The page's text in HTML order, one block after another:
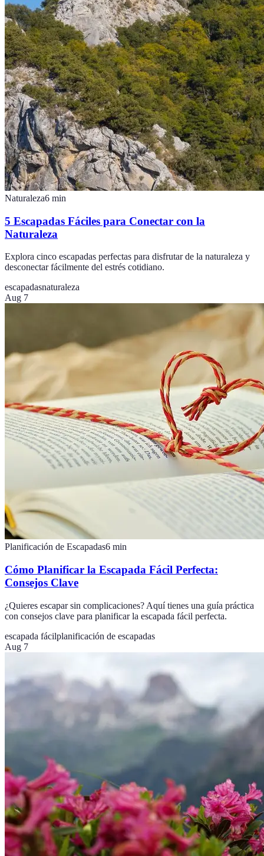
Naturaleza6 min
5 Escapadas Fáciles para Conectar con la
Naturaleza
Explora cinco escapadas perfectas para disfrutar de la naturaleza y
desconectar fácilmente del estrés cotidiano.
escapadasnaturaleza
Aug 7
Planificación de Escapadas6 min
Cómo Planificar la Escapada Fácil Perfecta:
Consejos Clave
¿Quieres escapar sin complicaciones? Aquí tienes una guía práctica
con consejos clave para planificar la escapada fácil perfecta.
escapada fácilplanificación de escapadas
Aug 7